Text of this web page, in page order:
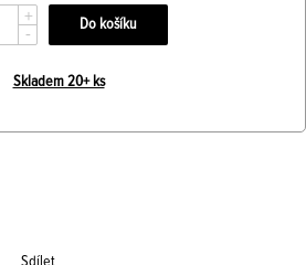
+
-
Skladem 20+ ks
Sdílet